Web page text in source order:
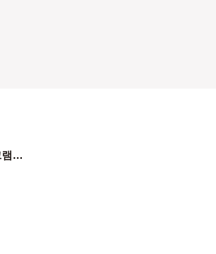
어제 3.1 강민이 인스타 그램에 올라온 사진들